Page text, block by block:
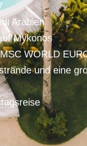
Arabien
Mykonos
WORLD
und eine